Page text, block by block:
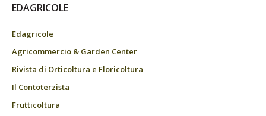
EDAGRICOLE
Edagricole
Agricommercio & Garden Center
Rivista di Orticoltura e Floricoltura
Il Contoterzista
Frutticoltura